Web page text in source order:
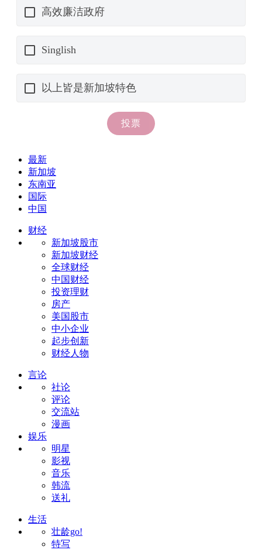
最新
新加坡
东南亚
国际
中国
财经
新加坡股市
新加坡财经
全球财经
中国财经
投资理财
房产
美国股市
中小企业
起步创新
财经人物
言论
社论
评论
交流站
漫画
娱乐
明星
影视
音乐
韩流
送礼
生活
壮龄go!
特写